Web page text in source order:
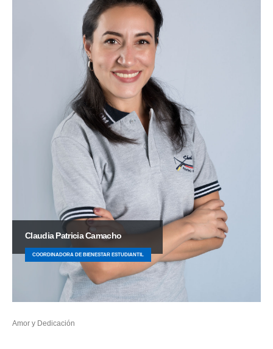
Claudia Patricia Camacho
COORDINADORA DE BIENESTAR ESTUDIANTIL
Amor y Dedicación